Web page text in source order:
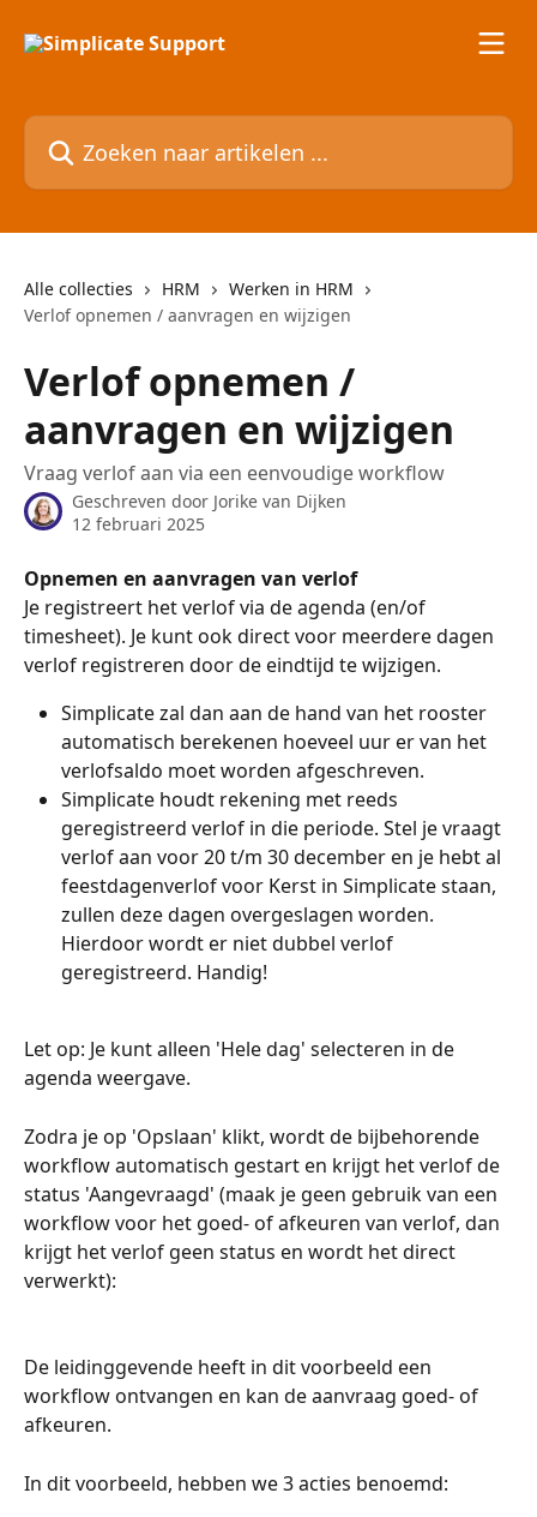
Zoeken naar artikelen ...
Alle collecties HRM
Werken in HRM
Verlof opnemen / aanvragen en wijzigen
Verlof opnemen /
aanvragen en wijzigen
Vraag verlof aan via een eenvoudige workflow
Geschreven door Jorike van Dijken
12 februari 2025
Opnemen en aanvragen van verlof
Je registreert het verlof via de agenda (en/of
timesheet). Je kunt ook direct voor meerdere dagen
verlof registreren door de eindtijd te wijzigen.
Simplicate zal dan aan de hand van het rooster
automatisch berekenen hoeveel uur er van het
verlofsaldo moet worden afgeschreven.
Simplicate houdt rekening met reeds
geregistreerd verlof in die periode. Stel je vraagt
verlof aan voor 20 t/m 30 december en je hebt al
feestdagenverlof voor Kerst in Simplicate staan,
zullen deze dagen overgeslagen worden.
Hierdoor wordt er niet dubbel verlof
geregistreerd. Handig!
Let op: Je kunt alleen 'Hele dag' selecteren in de
agenda weergave.
Zodra je op 'Opslaan' klikt, wordt de bijbehorende
workflow automatisch gestart en krijgt het verlof de
status 'Aangevraagd' (maak je geen gebruik van een
workflow voor het goed- of afkeuren van verlof, dan
krijgt het verlof geen status en wordt het direct
verwerkt):
De leidinggevende heeft in dit voorbeeld een
workflow ontvangen en kan de aanvraag goed- of
afkeuren.
In dit voorbeeld, hebben we 3 acties benoemd: